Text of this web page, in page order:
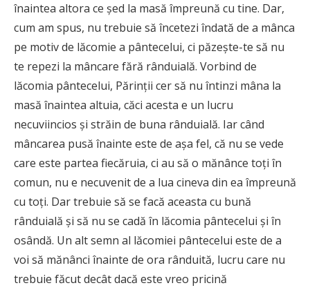
înaintea altora ce şed la masă împreună cu tine. Dar,
cum am spus, nu trebuie să încetezi îndată de a mânca
pe motiv de lăcomie a pântecelui, ci păzeşte-te să nu
te repezi la mâncare fără rânduială. Vorbind de
lăcomia pântecelui, Părinţii cer să nu întinzi mâna la
masă înaintea altuia, căci acesta e un lucru
necuviincios şi străin de buna rânduială. Iar când
mâncarea pusă înainte este de aşa fel, că nu se vede
care este partea fiecăruia, ci au să o mănânce toţi în
comun, nu e necuvenit de a lua cineva din ea împreună
cu toţi. Dar trebuie să se facă aceasta cu bună
rânduială şi să nu se cadă în lăcomia pântecelui şi în
osândă. Un alt semn al lăcomiei pântecelui este de a
voi să mănânci înainte de ora rânduită, lucru care nu
trebuie făcut decât dacă este vreo pricină